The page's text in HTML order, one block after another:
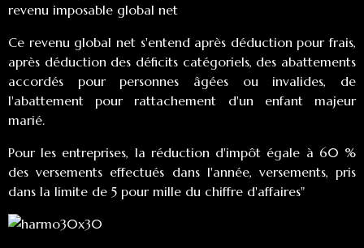
revenu imposable global net
Ce revenu global net s'entend après déduction pour frais,
après déduction des déficits catégoriels, des abattements
accordés pour personnes âgées ou invalides, de
l'abattement pour rattachement d'un enfant majeur
marié.
Pour les entreprises, la réduction d'impôt égale à 60 %
des versements effectués dans l'année, versements, pris
dans la limite de 5 pour mille du chiffre d'affaires"